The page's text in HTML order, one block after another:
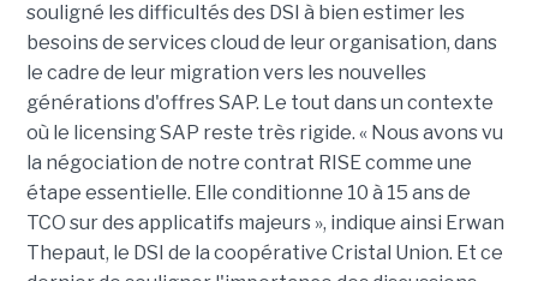
souligné les difficultés des DSI à bien estimer les
besoins de services cloud de leur organisation, dans
le cadre de leur migration vers les nouvelles
générations d'offres SAP. Le tout dans un contexte
où le licensing SAP reste très rigide. « Nous avons vu
la négociation de notre contrat RISE comme une
étape essentielle. Elle conditionne 10 à 15 ans de
TCO sur des applicatifs majeurs », indique ainsi Erwan
Thepaut, le DSI de la coopérative Cristal Union. Et ce